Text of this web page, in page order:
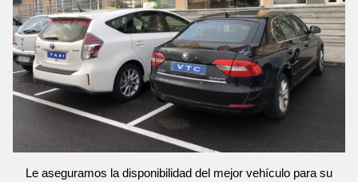
Le aseguramos la disponibilidad del mejor vehículo para su